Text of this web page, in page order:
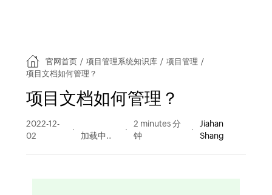
官网首页 / 项目管理系统知识库 / 项目管理 /
项目文档如何管理？
项目文档如何管理？
2022-12-
02
量
2 minutes 分
钟
Jiahan
Shang